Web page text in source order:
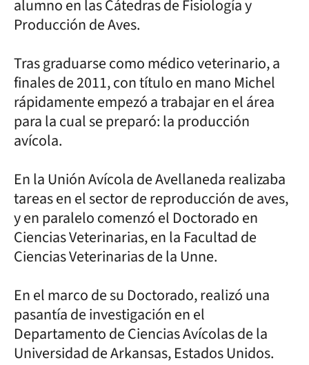
alumno en las Cátedras de Fisiología y
Producción de Aves.
Tras graduarse como médico veterinario, a
finales de 2011, con título en mano Michel
rápidamente empezó a trabajar en el área
para la cual se preparó: la producción
avícola.
En la Unión Avícola de Avellaneda realizaba
tareas en el sector de reproducción de aves,
y en paralelo comenzó el Doctorado en
Ciencias Veterinarias, en la Facultad de
Ciencias Veterinarias de la Unne.
En el marco de su Doctorado, realizó una
pasantía de investigación en el
Departamento de Ciencias Avícolas de la
Universidad de Arkansas, Estados Unidos.